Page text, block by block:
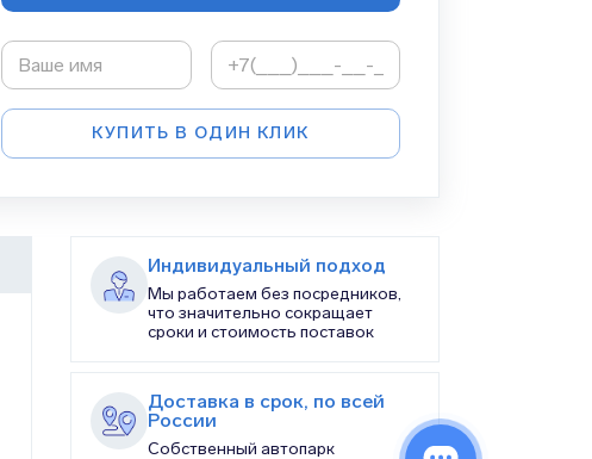
КУПИТЬ В ОДИН КЛИК
Индивидуальный подход
Мы работаем без посредников,
что значительно сокращает
сроки и стоимость поставок
Доставка в срок, по всей
России
Собственный автопарк